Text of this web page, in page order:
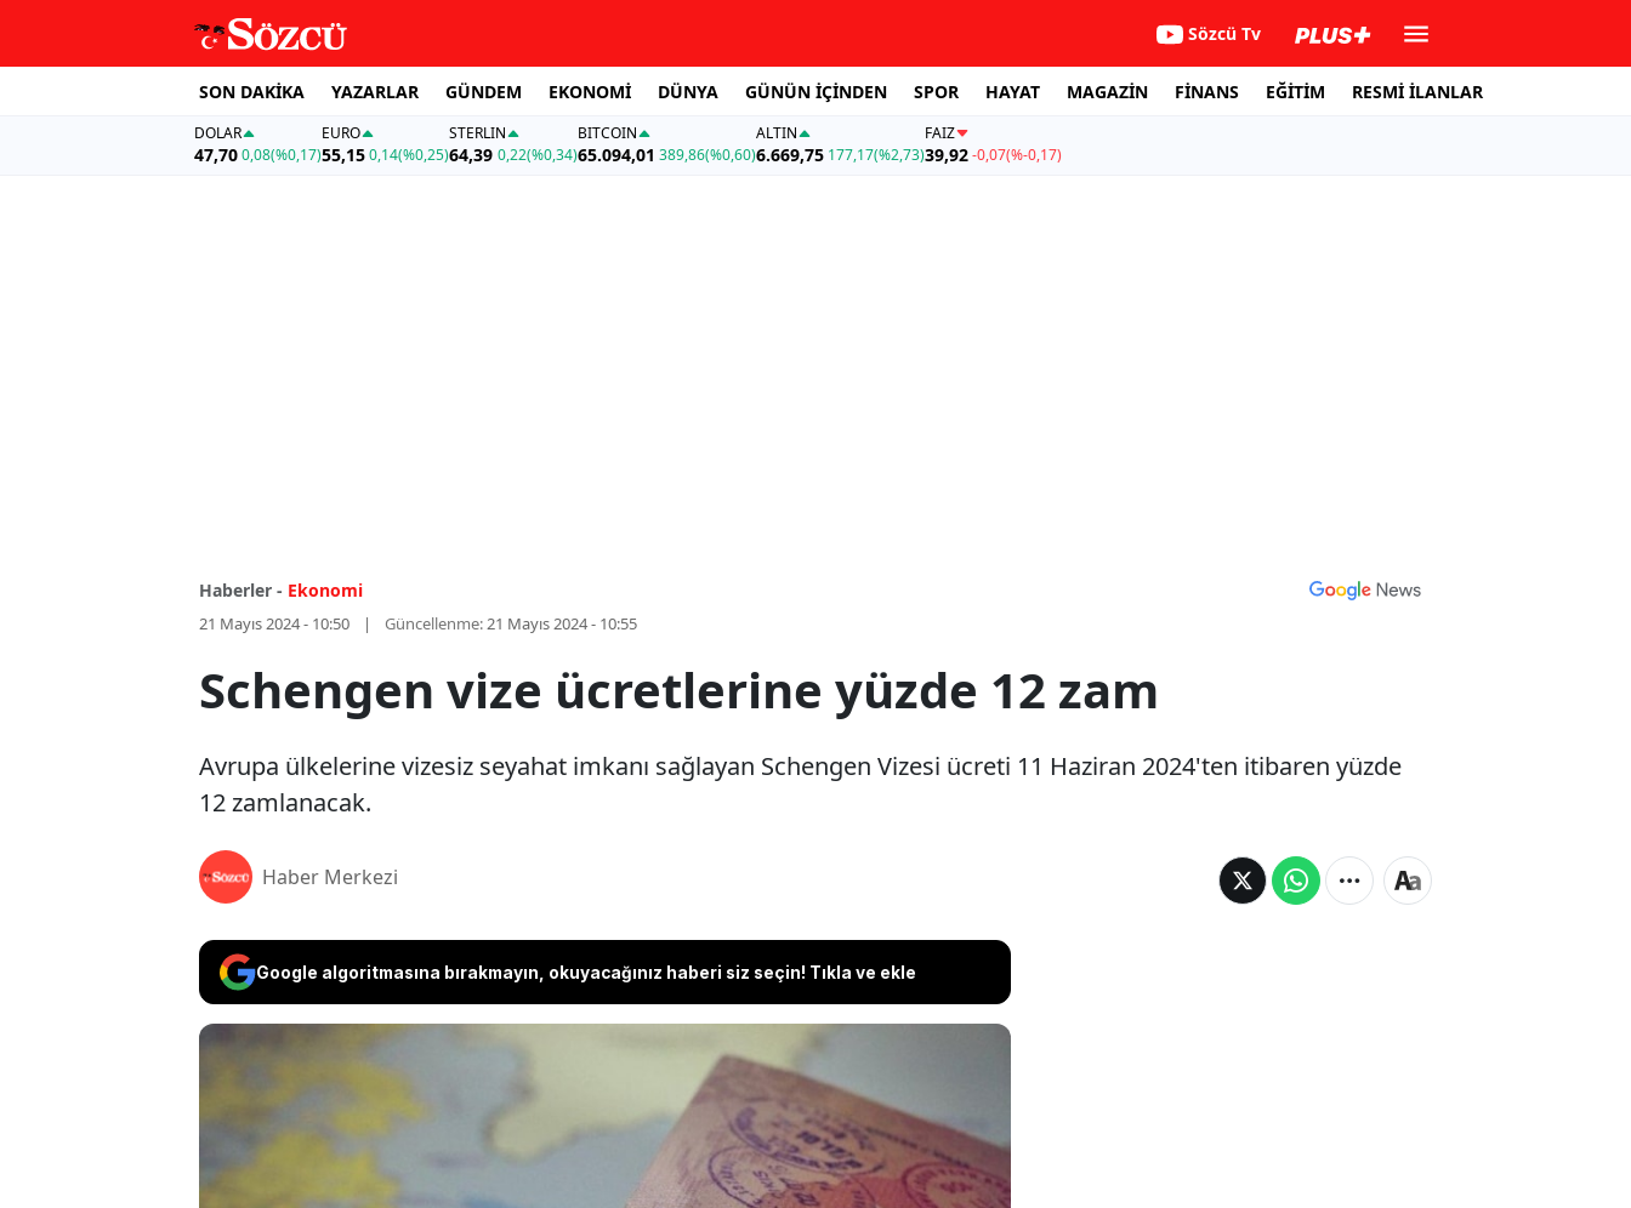
Sözcü Tv
SON DAKİKA YAZARLAR GÜNDEM EKONOMİ DÜNYA GÜNÜN İÇİNDEN SPOR HAYAT MAGAZİN FİNANS EĞİTİM RESMİ İLANLAR
DOLAR
47,700,08(%0,17)
EURO
55,15 0,14(%0,25)
STERLIN
64,39 0,22(%0,34)
BITCOIN
65.094,01 389,86(%0,60)
ALTIN
6.669,75 177,17(%2,73)
FAİZ
39,92-0,07(%-0,17)
Haberler - Ekonomi
21 Mayıs 2024 - 10:50 Güncellenme:21 Mayıs 2024 - 10:55
Schengen vize ücretlerine yüzde 12 zam
Avrupa ülkelerine vizesiz seyahat imkanı sağlayan Schengen Vizesi ücreti 11 Haziran 2024'ten itibaren yüzde
12 zamlanacak.
Haber Merkezi
Google algoritmasına bırakmayın, okuyacağınız haberi siz seçin! Tıkla ve ekle